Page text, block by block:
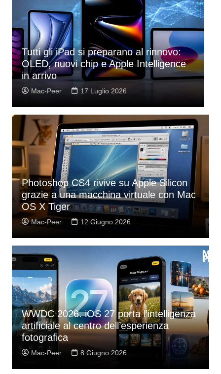
L’iPad rischia di perdere il suo ruolo?
Due novità Apple potrebbero
cambiarne il futuro
Mac-Peer 6 Luglio 2026
Photoshop CS4 rivive su Apple Silicon
grazie a una macchina virtuale con Mac
OS X Tiger
Mac-Peer 12 Giugno 2026
WWDC 2026. iOS 27 porta l’intelligenza
artificiale al centro dell’esperienza
fotografica
Mac-Peer 8 Giugno 2026